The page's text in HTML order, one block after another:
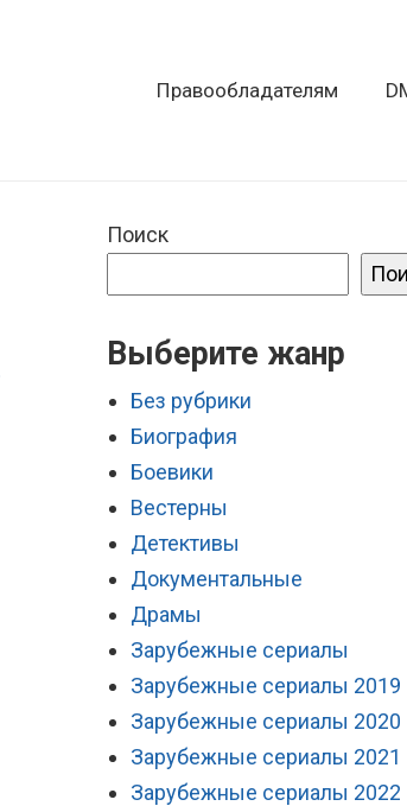
Правообладателям
Поиск
Выберите жанр
Без рубрики
Биография
Боевики
Вестерны
Детективы
Документальные
Драмы
Зарубежные сериалы
Зарубежные сериалы 2019
Зарубежные сериалы 2020
Зарубежные сериалы 2021
Зарубежные сериалы 2022